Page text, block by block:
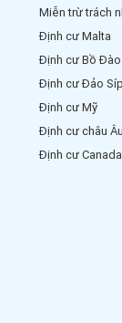
Miễn trừ trách
Định cư Malta
Định cư Bồ Đào
Định cư Đảo Síp
Định cư Mỹ
Định cư châu Âu
Định cư Canada